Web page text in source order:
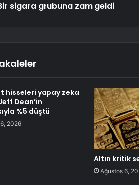
sigara grubuna zam geldi
hisseleri yapay zeka
Dean’in
%5 düştü
2026
Altın kritik
Ağustos 6,